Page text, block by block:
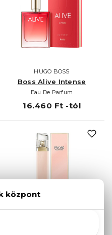
HUGO BOSS
Boss Alive Intense
Eau De Parfum
16.460 Ft -tól